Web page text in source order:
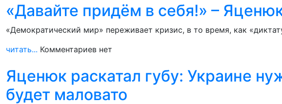
«Давайте придём в себя!» –
«Демократический мир» переживает кризис, в то время, как
читать... Комментариев нет
Яценюк раскатал губу: Украине
будет маловато